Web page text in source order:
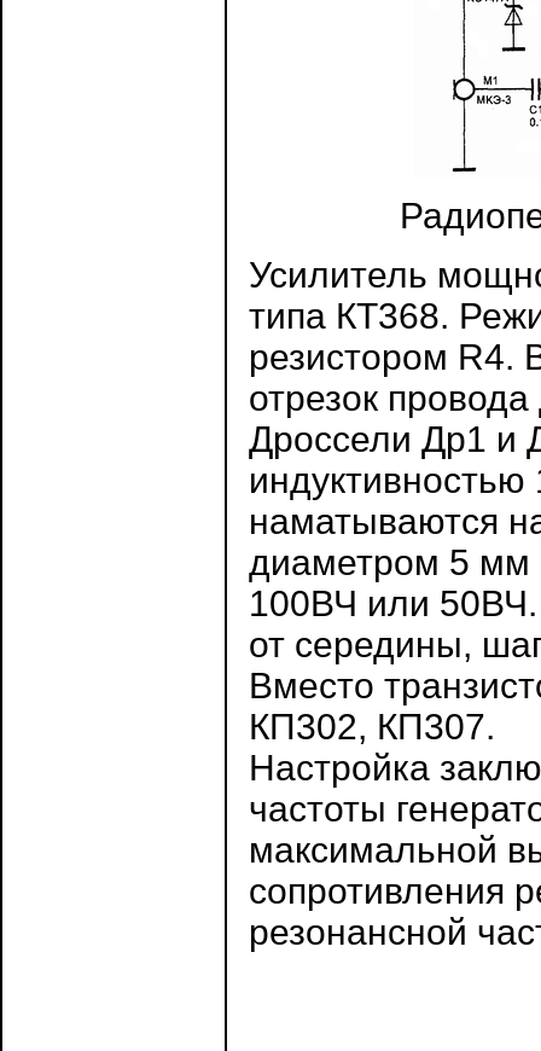
Усилитель
типа КТ368.
резистором R4.
отрезок
Дроссели Др1 и
наматываются
диаметром 5 мм
100ВЧ или
от середины,
Вместо
КП302, КП307.
Настройка
частоты
максимальной
сопротивления
резонансной